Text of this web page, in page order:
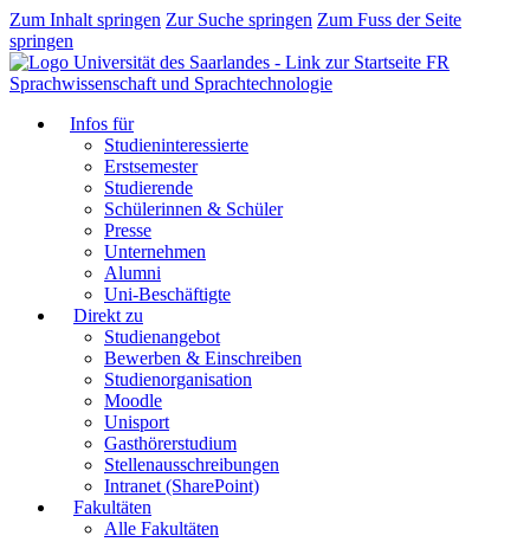
Zum Inhalt springen Zur Suche springen Zum Fuss der Seite
springen
FR
Sprachwissenschaft und Sprachtechnologie
Infos für
Studieninteressierte
Erstsemester
Studierende
Schülerinnen & Schüler
Presse
Unternehmen
Alumni
Uni-Beschäftigte
Direkt zu
Studienangebot
Bewerben & Einschreiben
Studienorganisation
Moodle
Unisport
Gasthörerstudium
Stellenausschreibungen
Intranet (SharePoint)
Fakultäten
Alle Fakultäten